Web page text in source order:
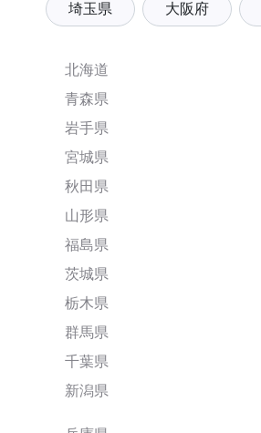
埼玉県 大阪府
北海道
青森県
岩手県
宮城県
秋田県
山形県
福島県
茨城県
栃木県
群馬県
千葉県
新潟県